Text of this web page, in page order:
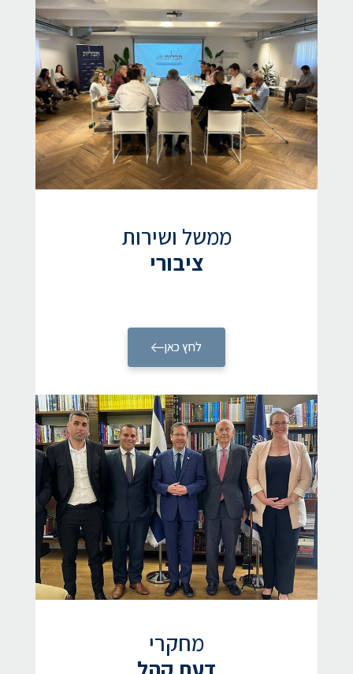
ממשל ושירות
ציבורי
לחץ כאן
מחקרי